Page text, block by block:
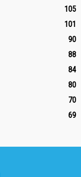
105
101
90
88
84
80
70
69